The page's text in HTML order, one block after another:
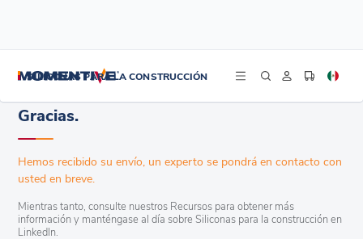
SILICONAS PARA LA CONSTRUCCIÓN
Gracias.
Hemos recibido su envío, un experto se pondrá en contacto con
usted en breve.
Mientras tanto, consulte nuestros Recursos para obtener más
información y manténgase al día sobre Siliconas para la construcción en
LinkedIn.